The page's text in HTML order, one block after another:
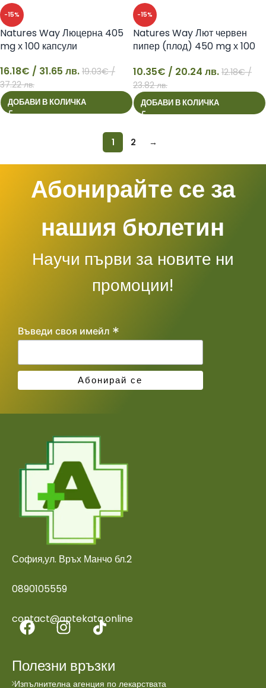
-15%
16
Natures Way Люцерна 405
mg х 100 капсули
16.18€ / 31.65 лв. 19.03€/
37.22 лв.
ДОБАВИ В КОЛИЧКА
-15%
10
Natures Way Лют червен
пипер (плод) 450 mg х 100
10.35€ / 20.24 лв. 12.18€/
23.82 лв.
ДОБАВИ В КОЛИЧКА
1 2 →
Абонирайте се за
нашия бюлетин
Научи първи за новите ни
промоции!
Въведи своя имейл *
София,ул. Връх Манчо бл.2
0890105559
contact@aptekata.online
Полезни връзки
Изпълнителна агенция по лекарствата